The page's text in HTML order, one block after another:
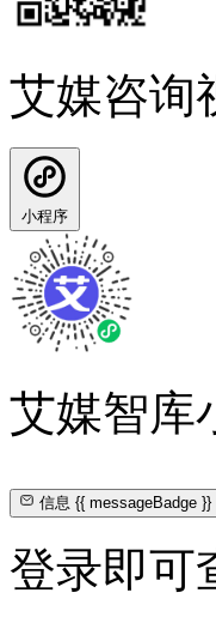
艾媒咨询
小程序
艾媒智库
信息{{ messageBadge }}
登录即可